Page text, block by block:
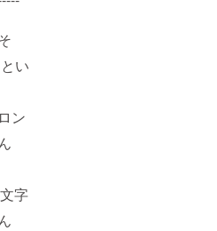
い
ン
字